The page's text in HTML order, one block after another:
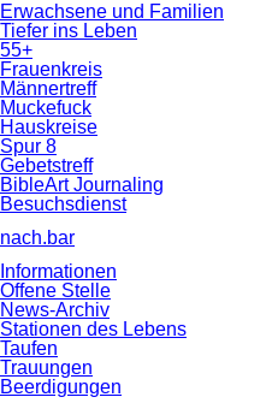
Erwachsene und Familien
Tiefer ins Leben
55+
Frauenkreis
Männertreff
Muckefuck
Hauskreise
Spur 8
Gebetstreff
BibleArt Journaling
Besuchsdienst
nach.bar
Informationen
Offene Stelle
News-Archiv
Stationen des Lebens
Taufen
Trauungen
Beerdigungen